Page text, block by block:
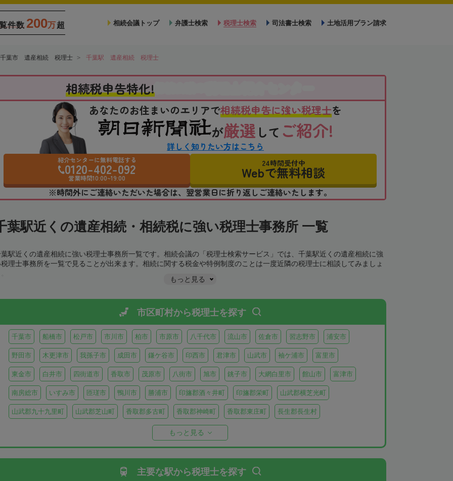
件数 200万超 相続会議トップ 弁護士検索 税理士検索 司法書士検索 土地活用プラン請求
千葉市 遺産相続 税理士 千葉駅 遺産相続 税理士
相続税申告特化!
あなたのお住まいのエリアで相続税申告に強い税理士を
が厳選 して ご紹介!
詳しく知りたい方はこちら
紹介センターに無料電話する
0120-402-092
営業時間10:00~19:00
24時間受付中
Webで無料相談
※時間外にご連絡いただいた場合は、翌営業日に折り返しご連絡いたします。
葉駅近くの遺産相続・相続税に強い税理士事務所 一覧
駅近くの遺産相続に強い税理士事務所一覧です。相続会議の「税理士検索サービス」では、千葉駅近くの遺産相続に強
理士事務所を一覧で見ることが出来ます。相続に関する税金や特例制度のことは一度近隣の税理士に相談してみましょ
もっと見る
市区町村から税理士を探す
千葉市 船橋市 松戸市 市川市 柏市 市原市 八千代市 流山市 佐倉市 習志野市 浦安市
野田市 木更津市 我孫子市 成田市 鎌ケ谷市 印西市 君津市 山武市 袖ケ浦市 富里市
東金市 白井市 四街道市 香取市 茂原市 八街市 旭市 銚子市 大網白里市 館山市 富津市
南房総市 いすみ市 匝瑳市 鴨川市 勝浦市 印旛郡酒々井町 印旛郡栄町 山武郡横芝光町
山武郡九十九里町 山武郡芝山町 香取郡多古町 香取郡神崎町 香取郡東庄町 長生郡長生村
長生郡睦沢町
安房郡鋸南町
もっと見る
主要な駅から税理士を探す